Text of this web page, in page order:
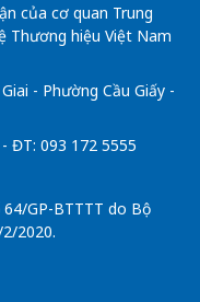
của cơ quan Trung
Thương hiệu Việt Nam
- Phường Cầu Giấy -
- ĐT: 093 172 5555
GP-BTTTT do Bộ
2020.